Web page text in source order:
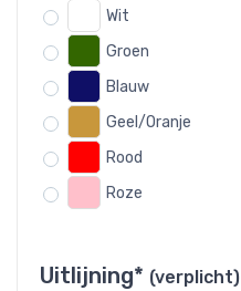
Wit
Groen
Blauw
Geel/Oranje
Rood
Roze
Uitlijning* (verplicht)